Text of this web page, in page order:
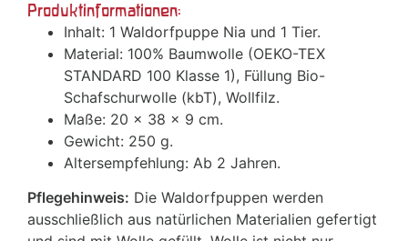
Produktinformationen:
Inhalt: 1 Waldorfpuppe Nia und 1 Tier.
Material: 100% Baumwolle (OEKO-TEX
STANDARD 100 Klasse 1), Füllung Bio-
Schafschurwolle (kbT), Wollfilz.
Maße: 20 x 38 x 9 cm.
Gewicht: 250 g.
Altersempfehlung: Ab 2 Jahren.
Pflegehinweis: Die Waldorfpuppen werden
ausschließlich aus natürlichen Materialien gefertigt